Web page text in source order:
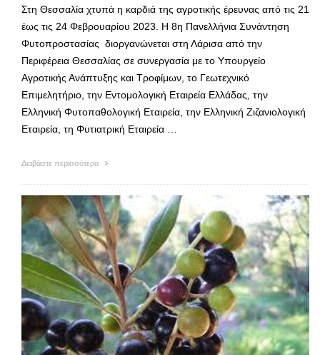
Στη Θεσσαλία χτυπά η καρδιά της αγροτικής έρευνας από τις 21
έως τις 24 Φεβρουαρίου 2023. Η 8η Πανελλήνια Συνάντηση
Φυτοπροστασίας διοργανώνεται στη Λάρισα από την
Περιφέρεια Θεσσαλίας σε συνεργασία με το Υπουργείο
Αγροτικής Ανάπτυξης και Τροφίμων, το Γεωτεχνικό
Επιμελητήριο, την Εντομολογική Εταιρεία Ελλάδας, την
Ελληνική Φυτοπαθολογική Εταιρεία, την Ελληνική Ζιζανιολογική
Εταιρεία, τη Φυτιατρική Εταιρεία …
Διαβάστε περισσότερα